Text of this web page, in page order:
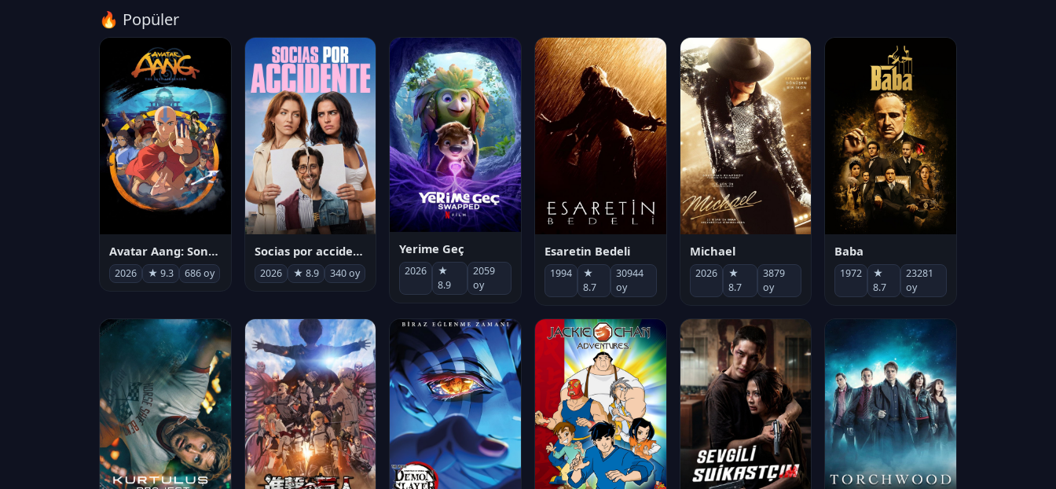
🔥 Popüler
Avatar Aang: Son Havabükücü
2026 ★ 9.3 686 oy
Socias por accidente
2026 ★ 8.9 340 oy
Yerime Geç
2026
★
8.9
2059
oy
Esaretin Bedeli
1994
★
8.7
30944
oy
Michael
2026
★
8.7
3879
oy
Baba
1972
★
8.7
23281
oy